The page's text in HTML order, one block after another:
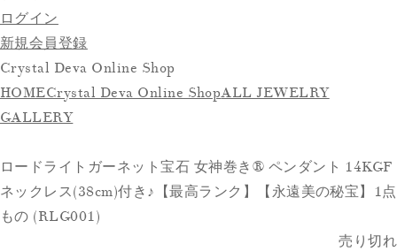
ログイン
新規会員登録
Crystal Deva Online Shop
HOMECrystal Deva Online ShopALL JEWELRY
GALLERY
ロードライトガーネット宝石 女神巻き®︎ ペンダント 14KGF
ネックレス(38cm)付き♪【最高ランク】【永遠美の秘宝】1点
もの (RLG001)
売り切れ